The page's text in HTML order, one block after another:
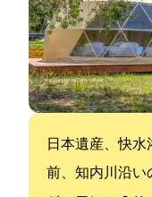
日本遺産、快
前、知内川沿い